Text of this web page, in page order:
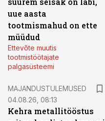
uue aasta
tootmismahud on ette
müüdud
Ettevõte muutis
tootmistöötajate
palgasüsteemi
MAJANDUSTULEMUSED
04.08.26, 08:13
Kehra metallitööstus